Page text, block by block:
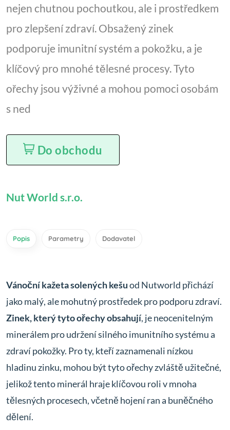
nejen chutnou pochoutkou, ale i prostředkem
pro zlepšení zdraví. Obsažený zinek
podporuje imunitní systém a pokožku, a je
klíčový pro mnohé tělesné procesy. Tyto
ořechy jsou výživné a mohou pomoci osobám
s ned
Do obchodu
Nut World s.r.o.
Popis Parametry Dodavatel
Vánoční kažeta solených kešuod Nutworld přichází
jako malý, ale mohutný prostředek pro podporu zdraví.
Zinek, který tyto ořechy obsahují, je neocenitelným
minerálem pro udržení silného imunitního systému a
zdraví pokožky. Pro ty, kteří zaznamenali nízkou
hladinu zinku, mohou být tyto ořechy zvláště užitečné,
jelikož tento minerál hraje klíčovou roli v mnoha
tělesných procesech, včetně hojení ran a buněčného
dělení.